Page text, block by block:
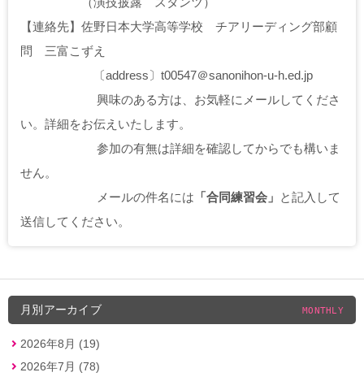
【連絡先】佐野日本大学高等学校 チアリーディング部顧
問 三富こずえ
〔address〕t00547＠sanonihon-u-h.ed.jp
興味のある方は、お気軽にメールしてくださ
い。詳細をお伝えいたします。
参加の有無は詳細を確認してからでも構いま
せん。
メールの件名には 「合同練習会」 と記入して
送信してください。
月別アーカイブ MONTHLY
2026年8月 (19)
2026年7月 (78)